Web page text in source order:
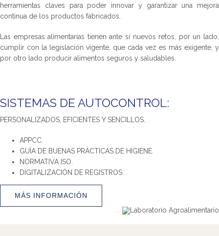
herramientas claves para poder innovar y garantizar una mejora
continua de los productos fabricados.
Las empresas alimentarias tienen ante sí nuevos retos, por un lado,
cumplir con la legislación vigente, que cada vez es más exigente, y
por otro lado producir alimentos seguros y saludables.
SISTEMAS DE AUTOCONTROL:
PERSONALIZADOS, EFICIENTES Y SENCILLOS.
APPCC.
GUÍA DE BUENAS PRÁCTICAS DE HIGIENE.
NORMATIVA ISO.
DIGITALIZACIÓN DE REGISTROS.
MÁS INFORMACIÓN